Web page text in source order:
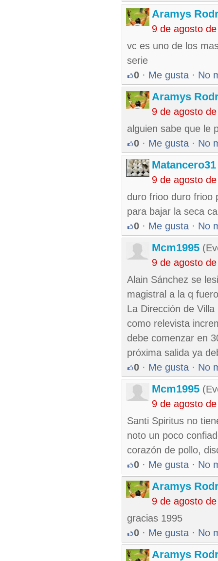
Aramys
9 de agosto
vc es uno de los
serie
0 · Me gusta · No
Aramys
9 de agosto
alguien sabe que le
0 · Me gusta · No
Matancero31
9 de agosto
duro frioo duro frioo
para bajar la seca
0 · Me gusta · No
Mcm1995
9 de agosto
Alain Sánchez se
magistral a la q
La Dirección de
como relevista
debe comenzar en
próxima salida ya
0 · Me gusta · No
Mcm1995
9 de agosto
Santi Spiritus no
noto un poco
corazón de pollo,
0 · Me gusta · No
Aramys
9 de agosto
gracias 1995
0 · Me gusta · No
Aramys